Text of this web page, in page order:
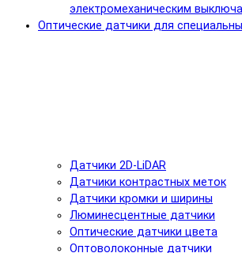
электромеханическим
Оптические датчики для
Датчики 2D-LiDAR
Датчики контрастных меток
Датчики кромки и ширины
Люминесцентные датчики
Оптические датчики цвета
Оптоволоконные датчики